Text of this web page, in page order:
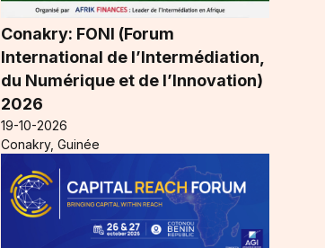
Conakry: FONI (Forum
International de l’Intermédiation,
du Numérique et de l’Innovation)
2026
19-10-2026
Conakry, Guinée